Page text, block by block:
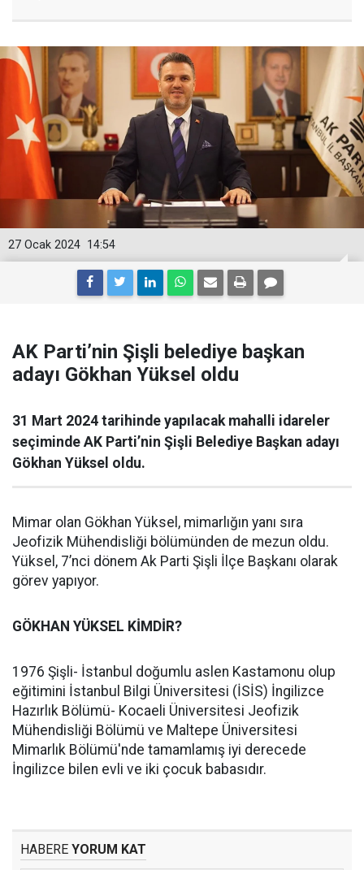
14:54
27 Ocak 2024
AK Parti’nin Şişli belediye başkan
adayı Gökhan Yüksel oldu
31 Mart 2024 tarihinde yapılacak mahalli idareler
seçiminde AK Parti’nin Şişli Belediye Başkan adayı
Gökhan Yüksel oldu.
Mimar olan Gökhan Yüksel, mimarlığın yanı sıra
Jeofizik Mühendisliği bölümünden de mezun oldu.
Yüksel, 7’nci dönem Ak Parti Şişli İlçe Başkanı olarak
görev yapıyor.
GÖKHAN YÜKSEL KİMDİR?
1976 Şişli- İstanbul doğumlu aslen Kastamonu olup
eğitimini İstanbul Bilgi Üniversitesi (İSİS) İngilizce
Hazırlık Bölümü- Kocaeli Üniversitesi Jeofizik
Mühendisliği Bölümü ve Maltepe Üniversitesi
Mimarlık Bölümü'nde tamamlamış iyi derecede
İngilizce bilen evli ve iki çocuk babasıdır.
HABERE YORUM KAT